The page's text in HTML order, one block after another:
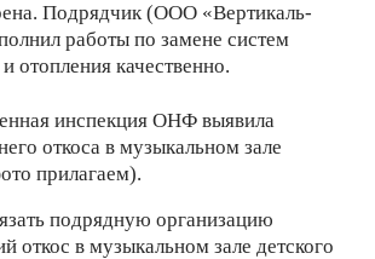
Подрядчик (ООО «Вертикаль-
работы по замене систем
отопления качественно.
инспекция ОНФ выявила
откоса в музыкальном зале
прилагаем).
подрядную организацию
откос в музыкальном зале детского